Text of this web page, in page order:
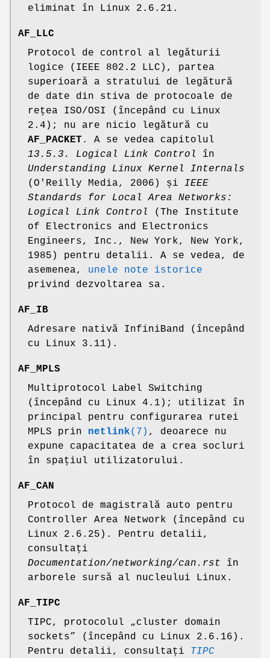
eliminat în Linux 2.6.21.
AF_LLC
Protocol de control al legăturii
logice (IEEE 802.2 LLC), partea
superioară a stratului de legătură
de date din stiva de protocoale de
rețea ISO/OSI (începând cu Linux
2.4); nu are nicio legătură cu
AF_PACKET. A se vedea capitolul
13.5.3. Logical Link Control
în
Understanding Linux Kernel Internals
(O'Reilly Media, 2006) și IEEE
Standards for Local Area Networks:
Logical Link Control
(The Institute
of Electronics and Electronics
Engineers, Inc., New York, New York,
1985) pentru detalii. A se vedea, de
asemenea, unele note istorice
privind dezvoltarea sa.
AF_IB
Adresare nativă InfiniBand (începând
cu Linux 3.11).
AF_MPLS
Multiprotocol Label Switching
(începând cu Linux 4.1); utilizat în
principal pentru configurarea rutei
MPLS prin netlink(7) , deoarece nu
expune capacitatea de a crea socluri
în spațiul utilizatorului.
AF_CAN
Protocol de magistrală auto pentru
Controller Area Network (începând cu
Linux 2.6.25). Pentru detalii,
consultați
Documentation/networking/can.rst în
arborele sursă al nucleului Linux.
AF_TIPC
TIPC, protocolul „cluster domain
sockets” (începând cu Linux 2.6.16).
Pentru detalii, consultați TIPC